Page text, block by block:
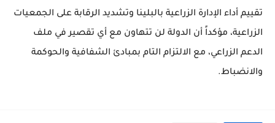
تقييم أداء الإدارة الزراعية بالبلينا وتشديد الرقابة على الجمعيات
الزراعية، مؤكداً أن الدولة لن تتهاون مع أي تقصير في ملف
الدعم الزراعي، مع الالتزام التام بمبادئ الشفافية والحوكمة
والانضباط.